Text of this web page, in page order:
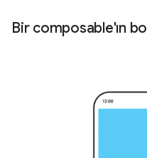
Bir composable'ın